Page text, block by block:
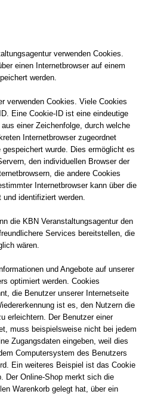
verwenden Cookies.
einen Internetbrowser auf einem
werden.
verwenden Cookies. Viele Cookies
Eine Cookie-ID ist eine eindeutige
einer Zeichenfolge, durch welche
Internetbrowser zugeordnet
wurde. Dies ermöglicht es
den individuellen Browser der
die andere Cookies
Internetbrowser kann über die
identifiziert werden.
die KBN Veranstaltungsagentur den
Services bereitstellen, die
wären.
und Angebote auf unserer
optimiert werden. Cookies
die Benutzer unserer Internetseite
ist es, den Nutzern die
erleichtern. Der Benutzer einer
muss beispielsweise nicht bei jedem
Zugangsdaten eingeben, weil dies
Computersystem des Benutzers
Ein weiteres Beispiel ist das Cookie
Der Online-Shop merkt sich die
Warenkorb gelegt hat, über ein